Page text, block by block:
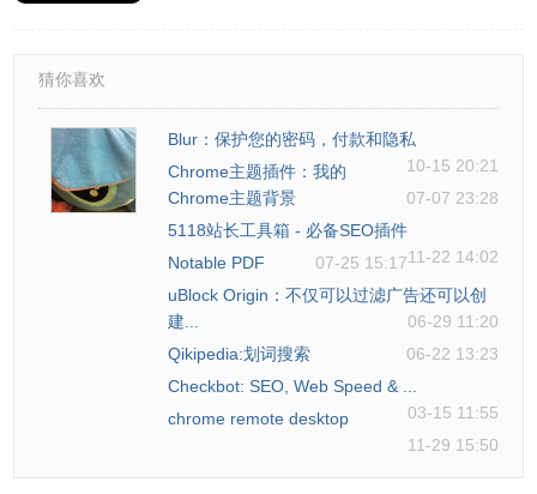
猜你喜欢
Blur：保护您的密码，付款和隐私
10-15 20:21
Chrome主题插件：我的
Chrome主题背景
07-07 23:28
5118站长工具箱 - 必备SEO插件
11-22 14:02
Notable PDF
07-25 15:17
uBlock Origin：不仅可以过滤广告还可以创
建...
06-29 11:20
Qikipedia:划词搜索
06-22 13:23
Checkbot: SEO, Web Speed & ...
03-15 11:55
chrome remote desktop
11-29 15:50